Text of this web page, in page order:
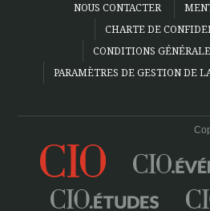
NOUS CONTACTER
CHARTE DE
CONDITIONS
PARAMÈTRES DE GESTION DE